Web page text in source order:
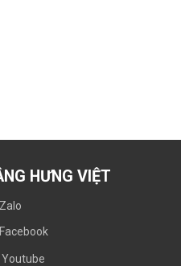
HƯNG VIỆT
Zalo
Facebook
Youtube